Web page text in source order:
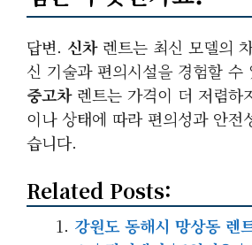
답변. 신차렌트는 최신 모델의
신 기술과 편의시설을 경험할 수
중고차렌트는 가격이 더 저렴하
이나 상태에 따라 편의성과 안전
습니다.
Related Posts:
강원도 동해시 망상동 렌